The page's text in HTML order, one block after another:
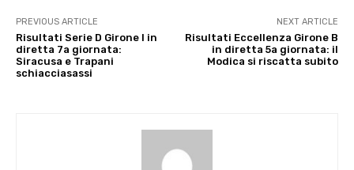
PREVIOUS ARTICLE
Risultati Serie D Girone I in
diretta 7a giornata:
Siracusa e Trapani
schiacciasassi
NEXT ARTICLE
Risultati Eccellenza Girone B
in diretta 5a giornata: il
Modica si riscatta subito